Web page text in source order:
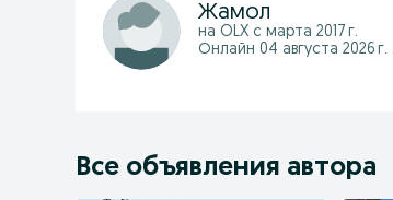
Жамол
на OLX с марта 2017 г.
Онлайн 04 августа 2026 г.
Все объявления автора